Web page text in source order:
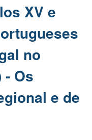
XV e
no
- Os
e de